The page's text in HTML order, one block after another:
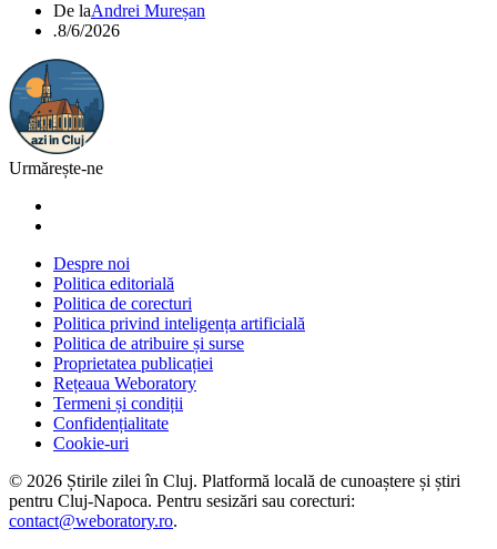
De laAndrei Mureșan
.8/6/2026
Urmărește-ne
Despre noi
Politica editorială
Politica de corecturi
Politica privind inteligența artificială
Politica de atribuire și surse
Proprietatea publicației
Rețeaua Weboratory
Termeni și condiții
Confidențialitate
Cookie-uri
© 2026 Știrile zilei în Cluj. Platformă locală de cunoaștere și știri
pentru Cluj-Napoca. Pentru sesizări sau corecturi:
contact@weboratory.ro.